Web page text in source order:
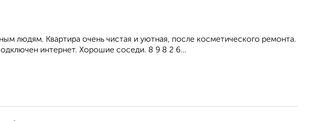
людям. Квартира очень чистая и уютная, после косметического ремонта.
интернет. Хорошие соседи. 8 9 8 2 6...